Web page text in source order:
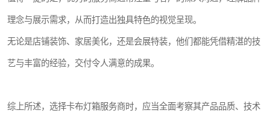
理念与展示需求，从而打造出独具特色的视觉呈现。
无论是店铺装饰、家居美化，还是会展特装，他们都能凭借精湛的技
艺与丰富的经验，交付令人满意的成果。
综上所述，选择卡布灯箱服务商时，应当全面考察其产品品质、技术